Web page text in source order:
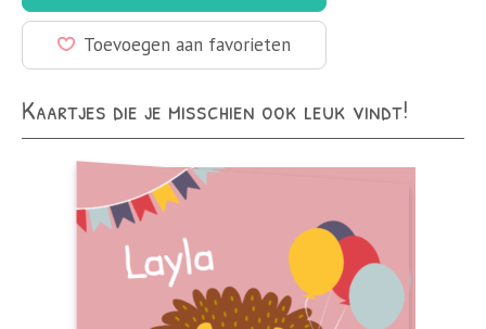
Toevoegen aan favorieten
Kaartjes die je misschien ook leuk vindt!